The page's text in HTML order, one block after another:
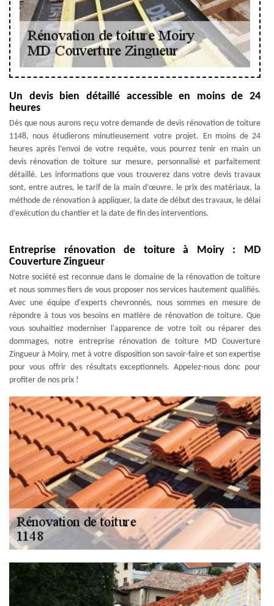
Un devis bien détaillé accessible en moins de 24
heures
Dès que nous aurons reçu votre demande de devis rénovation de toiture
1148, nous étudierons minutieusement votre projet. En moins de 24
heures après l’envoi de votre requête, vous pourrez tenir en main un
devis rénovation de toiture sur mesure, personnalisé et parfaitement
détaillé. Les informations que vous trouverez dans votre devis travaux
sont, entre autres, le tarif de la main d’œuvre, le prix des matériaux, la
méthode de rénovation à appliquer, la date de début des travaux, le délai
d’exécution du chantier et la date de fin des interventions.
Entreprise rénovation de toiture à Moiry : MD
Couverture Zingueur
Notre société est reconnue dans le domaine de la rénovation de toiture
et nous sommes fiers de vous proposer nos services hautement qualifiés.
Avec une équipe d'experts chevronnés, nous sommes en mesure de
répondre à tous vos besoins en matière de rénovation de toiture. Que
vous souhaitiez moderniser l'apparence de votre toit ou réparer des
dommages, notre entreprise rénovation de toiture MD Couverture
Zingueur à Moiry, met à votre disposition son savoir-faire et son expertise
pour vous offrir des résultats exceptionnels. Appelez-nous donc pour
profiter de nos prix !